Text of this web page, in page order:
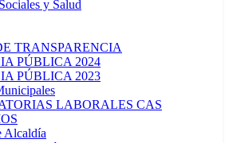
y Salud
TRANSPARENCIA
PÚBLICA 2024
PÚBLICA 2023
LABORALES CAS
Alcaldía